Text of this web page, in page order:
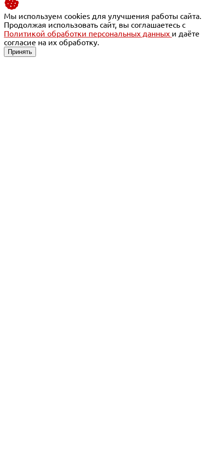
Мы используем cookies для улучшения работы сайта.
Продолжая использовать сайт, вы соглашаетесь с
Политикой обработки персональных данных и даёте
согласие на их обработку.
Принять